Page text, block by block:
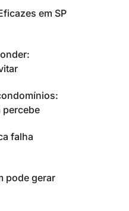
em SP
percebe
falha
pode gerar